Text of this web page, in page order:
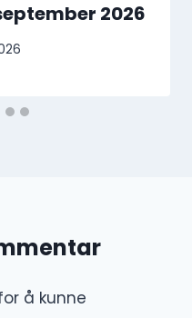
2026
å kunne